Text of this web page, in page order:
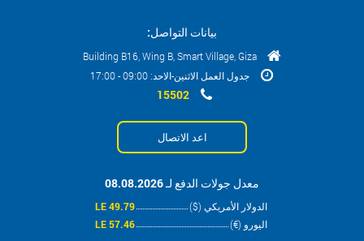
بيانات التواصل:
Building B16, Wing B, Smart Village, Giza
جدول العمل الاثنين-الاحد: 09:00 - 17:00
15502
اعد الاتصال
معدل جولات الدفع لـ 08.08.2026
الدولار الأمريكي ($)
49.79 LE
اليورو (€)
57.46 LE